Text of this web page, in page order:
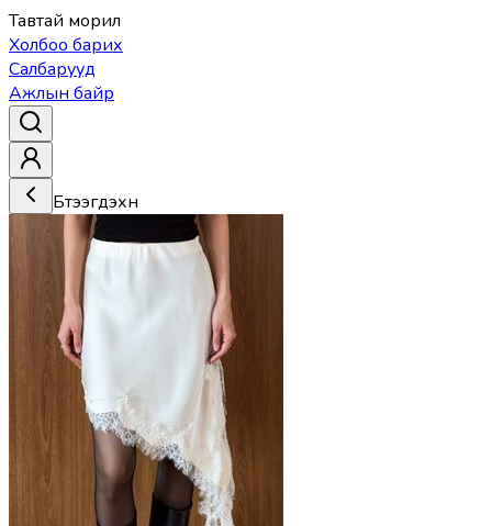
Тавтай морил
Холбоо барих
Салбарууд
Ажлын байр
Бүтээгдэхүүн